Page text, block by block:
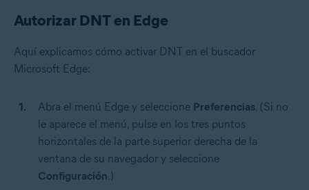
Autorizar DNT en Edge
Aquí explicamos cómo activar DNT en el buscador
Microsoft Edge:
Abra el menú Edge y seleccione Preferencias. (Si no
le aparece el menú, pulse en los tres puntos
horizontales de la parte superior derecha de la
ventana de su navegador y seleccione
Configuración.)